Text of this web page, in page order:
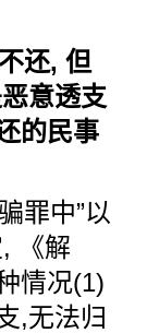
还, 但
意透支
的民事
罪中”以
《解
情况(1)
,无法归